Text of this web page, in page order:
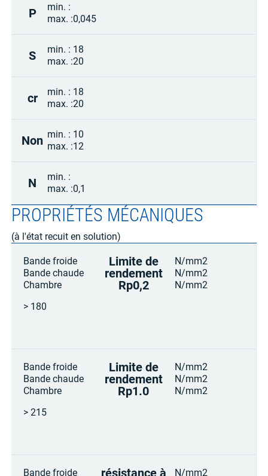
P
min. :
max. :0,045
S
min. :
max. :
18
20
cr
min. :
max. :
18
20
Non min. :
max. :
10
12
N
min. :
max. :0,1
PROPRIÉTÉS MÉCANIQUES
(à l'état recuit en solution)
Bande froide
Bande chaude
Chambre
Limite de
rendement
Rp0,2
N/mm2
N/mm2
N/mm2
> 180
Bande froide
Bande chaude
Chambre
Limite de
rendement
Rp1.0
N/mm2
N/mm2
N/mm2
> 215
Bande froide résistance à N/mm2